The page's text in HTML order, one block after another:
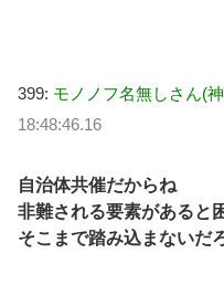
399: モノノフ名無しさん(
18:48:46.16
自治体共催だからね
非難される要素があると
そこまで踏み込まないだ